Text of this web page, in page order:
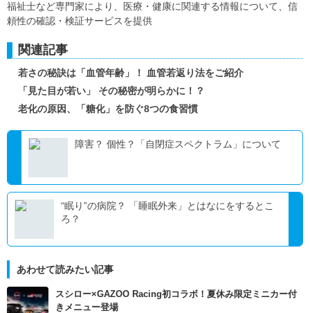
福祉士など専門家により、医療・健康に関連する情報について、信
頼性の確認・検証サービスを提供
関連記事
若さの秘訣は「血管年齢」！ 血管若返り法をご紹介
「見た目が若い」 その秘密が明らかに！？
老化の原因、「糖化」を防ぐ8つの食習慣
障害？ 個性？「自閉症スペクトラム」について
“眠り”の病院？ 「睡眠外来」とはなにをするとこ
ろ？
あわせて読みたい記事
スシロー×GAZOO Racing初コラボ！夏休み限定ミニカー付
きメニュー登場